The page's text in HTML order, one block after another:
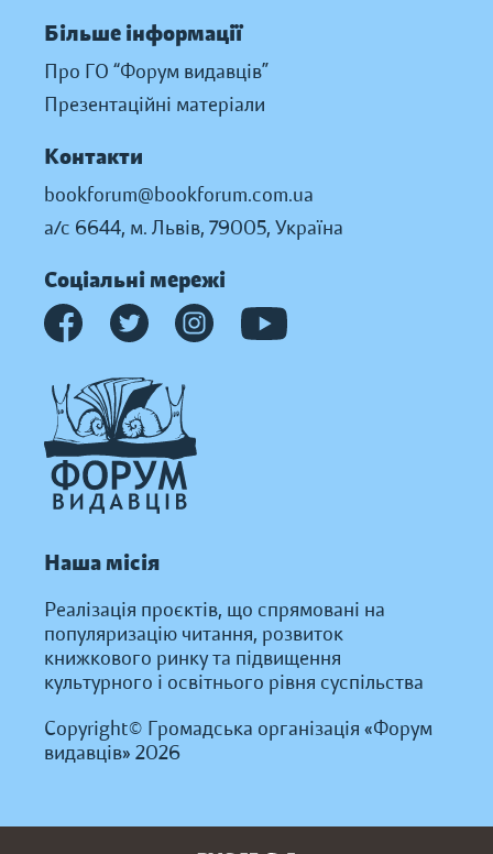
Більше інформації
Про ГО “Форум видавців”
Презентаційні матеріали
Контакти
bookforum@bookforum.com.ua
а/с 6644, м. Львів, 79005, Україна
Соціальні мережі
Наша місія
Реалізація проєктів, що спрямовані на
популяризацію читання, розвиток
книжкового ринку та підвищення
культурного і освітнього рівня суспільства
Copyright© Громадська організація «Форум
видавців» 2026